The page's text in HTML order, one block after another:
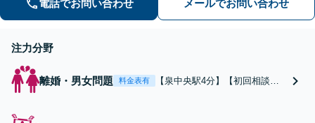
電話でお問い合わせ メールでお問い合わせ
注力分野
離婚・男女問題 料金表有
【泉中央駅4分】【初回相談無